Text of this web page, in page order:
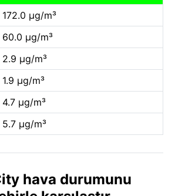
172.0 µg/m³
60.0 µg/m³
2.9 µg/m³
1.9 µg/m³
4.7 µg/m³
5.7 µg/m³
hava durumunu